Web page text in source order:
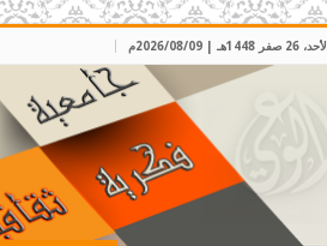
الأحد، 26 صفر 1448هـ | 2026/08/09م